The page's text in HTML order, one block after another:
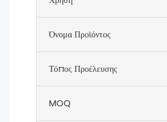
Όνομα Προϊόντος
Τόπος Προέλευσης
MOQ